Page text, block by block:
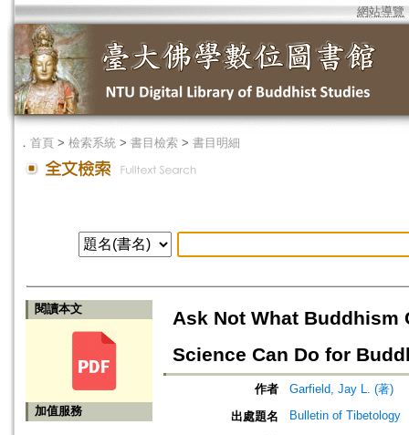
網站導覽
． 首頁 > 檢索系統 > 書目檢索 > 書目明細
閱讀本文
加值服務
Ask Not What Buddhism
Science Can Do for
作者
Garfield, Jay L. (著)
出處題名
Bulletin of Tibetology